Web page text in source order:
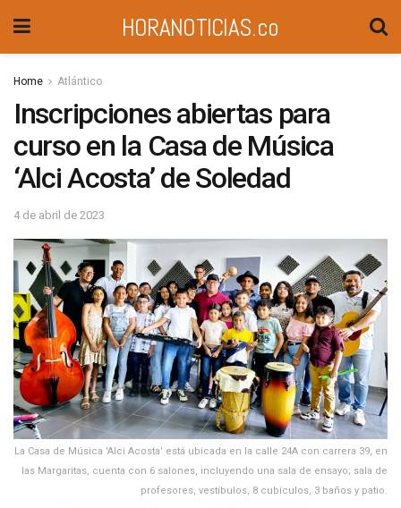
HORANOTICIAS.co
Home Atlántico
Inscripciones abiertas para
curso en la Casa de Música
‘Alci Acosta’ de Soledad
4 de abril de 2023
La Casa de Música 'Alci Acosta' está ubicada en la calle 24A con carrera 39, en
las Margaritas, cuenta con 6 salones, incluyendo una sala de ensayo; sala de
profesores, vestíbulos, 8 cubículos, 3 baños y patio.